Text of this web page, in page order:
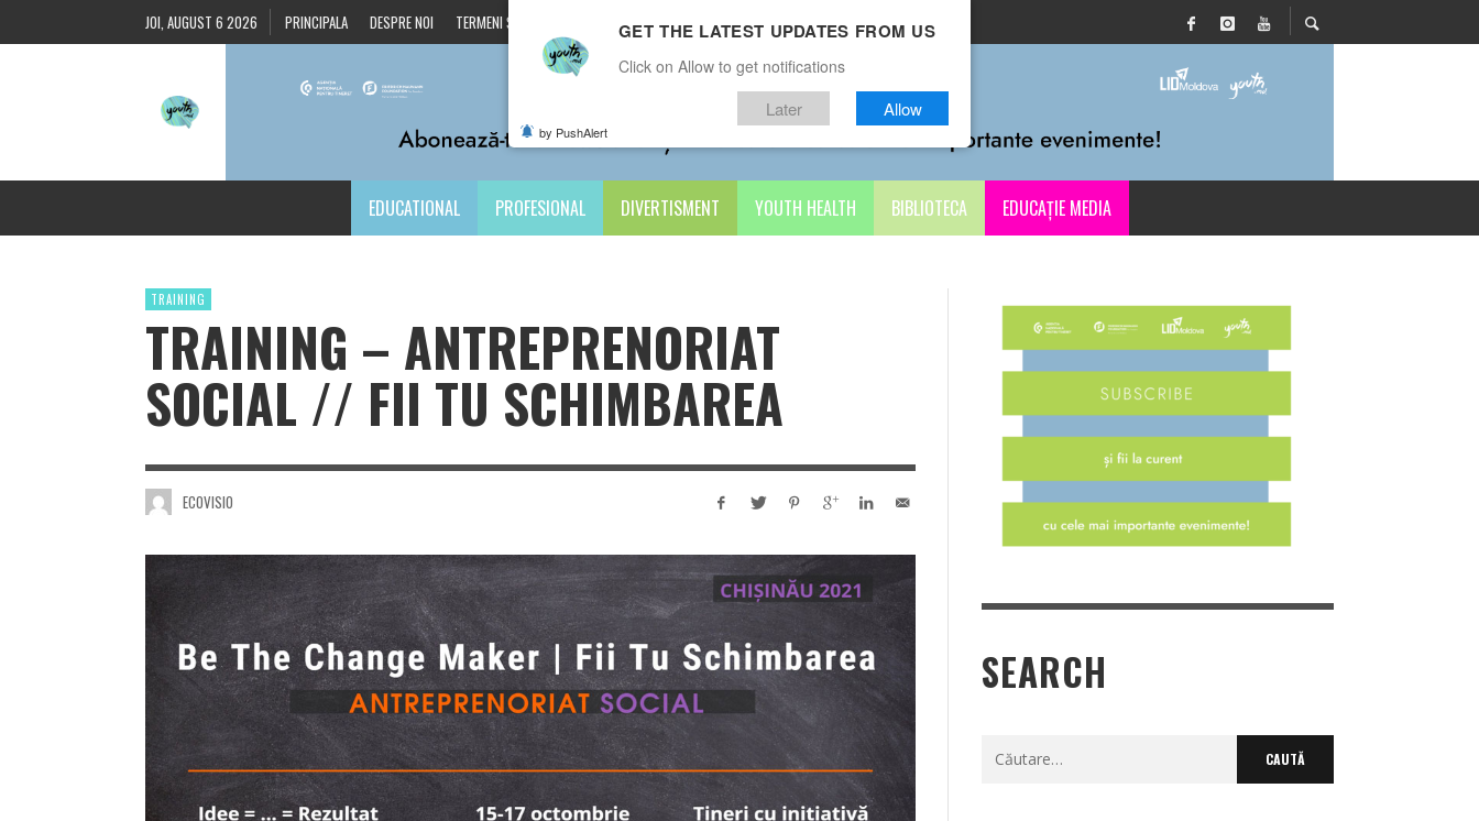
JOI, AUGUST 6 2026 PRINCIPALA DESPRE NOI TERMENI ȘI CONDIȚII CONTACTE
EDUCATIONAL PROFESIONAL DIVERTISMENT YOUTH HEALTH BIBLIOTECA EDUCAȚIE MEDIA
TRAINING
TRAINING – ANTREPRENORIAT
SOCIAL // FII TU SCHIMBAREA
ECOVISIO
SEARCH
Caută
GET THE LATEST UPDATES FROM US
Click on Allow to get notifications
Later Allow
by PushAlert